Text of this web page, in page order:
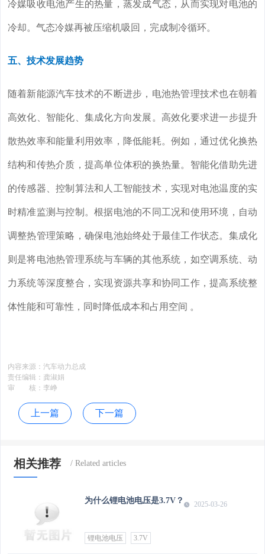
冷媒吸收电池产生的热量，蒸发成气态，从而实现对电池的
冷却。气态冷媒再被压缩机吸回，完成制冷循环。
五、技术发展趋势
随着新能源汽车技术的不断进步，电池热管理技术也在朝着
高效化、智能化、集成化方向发展。高效化要求进一步提升
散热效率和能量利用效率，降低能耗。例如，通过优化换热
结构和传热介质，提高单位体积的换热量。智能化借助先进
的传感器、控制算法和人工智能技术，实现对电池温度的实
时精准监测与控制。根据电池的不同工况和使用环境，自动
调整热管理策略，确保电池始终处于最佳工作状态。集成化
则是将电池热管理系统与车辆的其他系统，如空调系统、动
力系统等深度整合，实现资源共享和协同工作，提高系统整
体性能和可靠性，同时降低成本和占用空间 。
内容来源： 汽车动力总成
责任编辑： 龚淑娟
审 核： 李峥
上一篇 下一篇
相关推荐
为什么锂电池电压是3.7V？ 2025-03-26
锂电池电压 3.7V